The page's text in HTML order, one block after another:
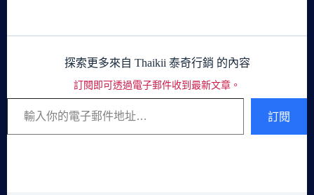
探索更多來自 Thaikii 泰奇行銷 的內容
訂閱即可透過電子郵件收到最新文章。
輸入你的電子郵件地址…
訂閱